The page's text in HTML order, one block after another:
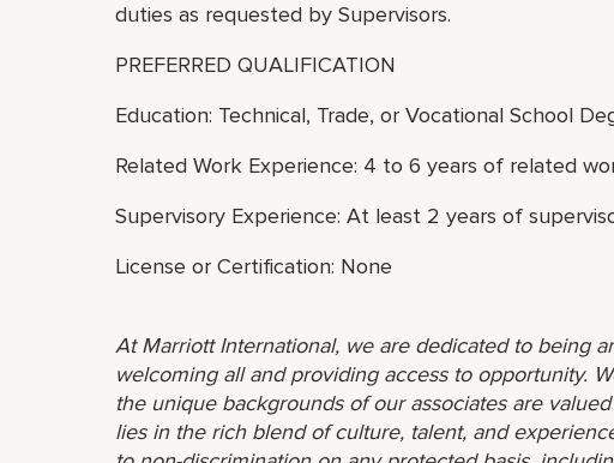
duties as requested by Supervisors.
PREFERRED QUALIFICATION
Education: Technical, Trade, or Vocational School
Related Work Experience: 4 to 6 years of related
Supervisory Experience: At least 2 years of
License or Certification: None
At Marriott International, we are dedicated to being
welcoming all and providing access to opportunity.
the unique backgrounds of our associates are
lies in the rich blend of culture, talent, and